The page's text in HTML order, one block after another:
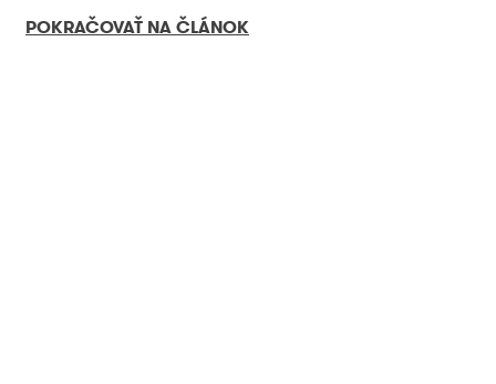
POKRAČOVAŤ NA ČLÁNOK